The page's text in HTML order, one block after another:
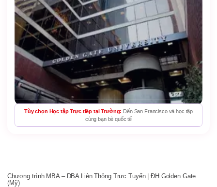
Tùy chọn Học tập Trực tiếp tại Trường: Đến San Francisco và học tập
cùng bạn bè quốc tế
Chương trình MBA – DBA Liên Thông Trực Tuyến | ĐH Golden Gate
(Mỹ)